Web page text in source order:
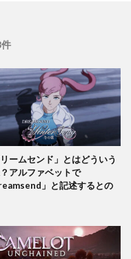
リームセンド」とはどういう
アルファベットで
」と記述するとの